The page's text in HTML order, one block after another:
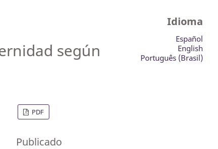
según
PDF
Publicado
Idioma
Español
English
Português (Brasil)